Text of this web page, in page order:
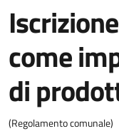
come
di
(Regolamento comunale)